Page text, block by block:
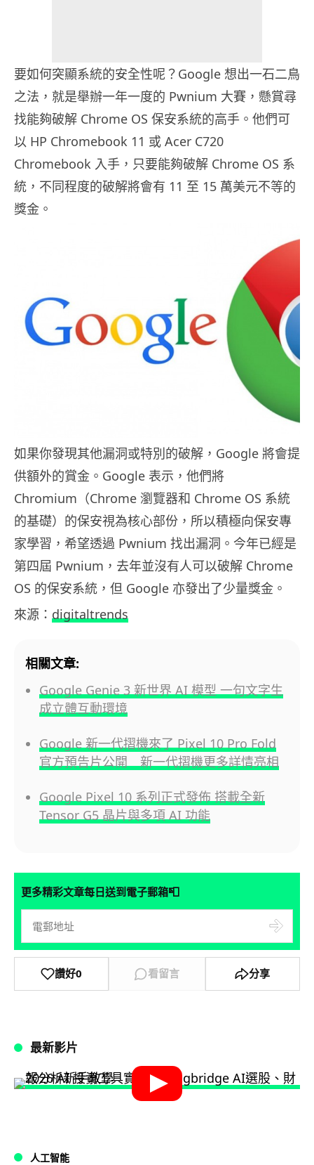
要如何突顯系統的安全性呢？Google 想出一石二鳥
之法，就是舉辦一年一度的 Pwnium 大賽，懸賞尋
找能夠破解 Chrome OS 保安系統的高手。他們可
以 HP Chromebook 11 或 Acer C720
Chromebook 入手，只要能夠破解 Chrome OS 系
統，不同程度的破解將會有 11 至 15 萬美元不等的
獎金。
如果你發現其他漏洞或特別的破解，Google 將會提
供額外的賞金。Google 表示，他們將
Chromium（Chrome 瀏覽器和 Chrome OS 系統
的基礎）的保安視為核心部份，所以積極向保安專
家學習，希望透過 Pwnium 找出漏洞。今年已經是
第四屆 Pwnium，去年並沒有人可以破解 Chrome
OS 的保安系統，但 Google 亦發出了少量獎金。
來源： digitaltrends
相關文章:
Google Genie 3 新世界 AI 模型 一句文字生
成立體互動環境
Google 新一代摺機來了 Pixel 10 Pro Fold
官方預告片公開 新一代摺機更多詳情亮相
Google Pixel 10 系列正式發佈 搭載全新
Tensor G5 晶片與多項 AI 功能
更多精彩文章每日送到電子郵箱📮
讚好0 看留言 分享
最新影片
人工智能